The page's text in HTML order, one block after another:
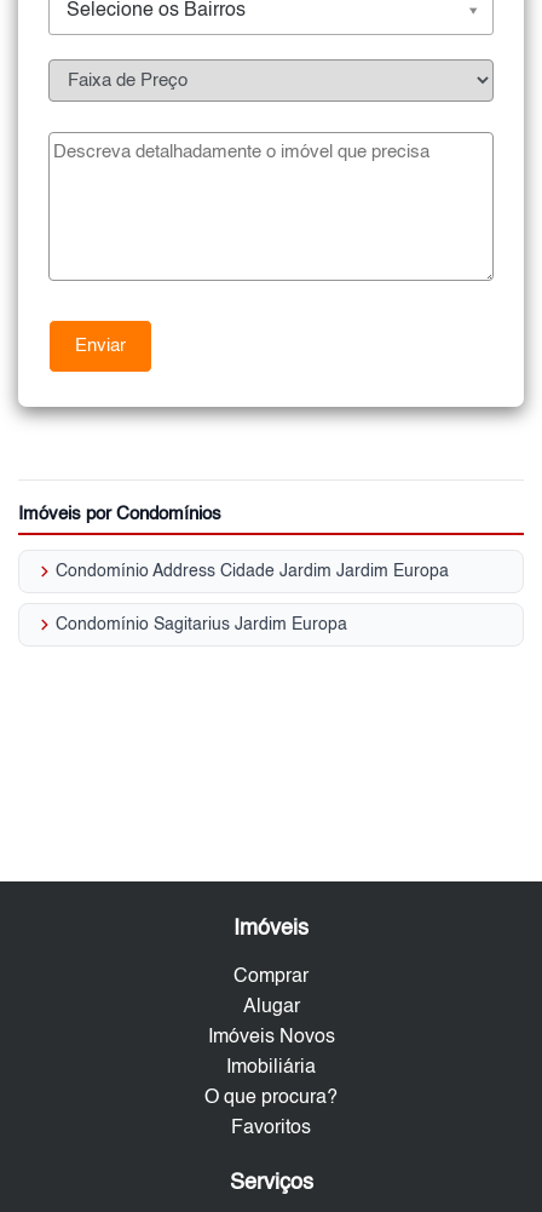
Selecione os Bairros
Imóveis por Condomínios
keyboard_arrow_right Condomínio Address Cidade Jardim Jardim Europa
keyboard_arrow_right Condomínio Sagitarius Jardim Europa
Imóveis
Comprar
Alugar
Imóveis Novos
Imobiliária
O que procura?
Favoritos
Serviços